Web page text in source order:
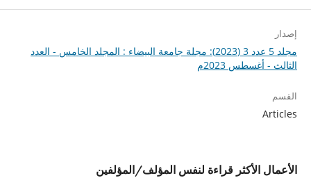
إصدار
مجلد 5 عدد 3 (2023): مجلة جامعة البيضاء : المجلد الخامس - العدد
الثالث - أغسطس 2023م
القسم
Articles
الأعمال الأكثر قراءة لنفس المؤلف/المؤلفين